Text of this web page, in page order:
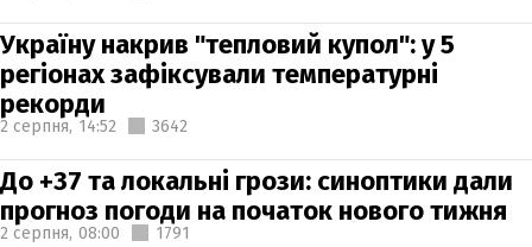
Україну накрив "тепловий купол": у 5
регіонах зафіксували температурні
рекорди
2 серпня, 14:52 3642
До +37 та локальні грози: синоптики дали
прогноз погоди на початок нового тижня
2 серпня, 08:00 1791